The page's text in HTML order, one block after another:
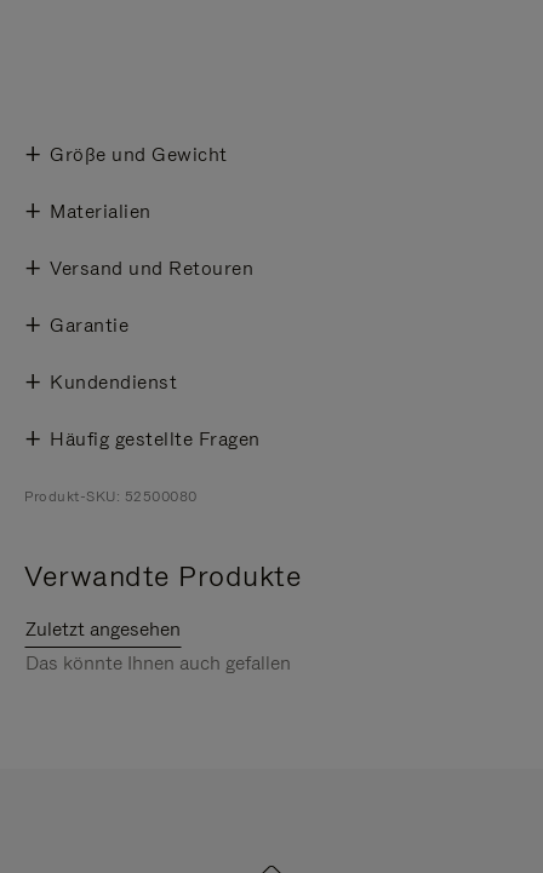
Größe und Gewicht
Materialien
Versand und Retouren
Garantie
Kundendienst
Häufig gestellte Fragen
Produkt-SKU: 52500080
Verwandte Produkte
Zuletzt angesehen
Das könnte Ihnen auch gefallen